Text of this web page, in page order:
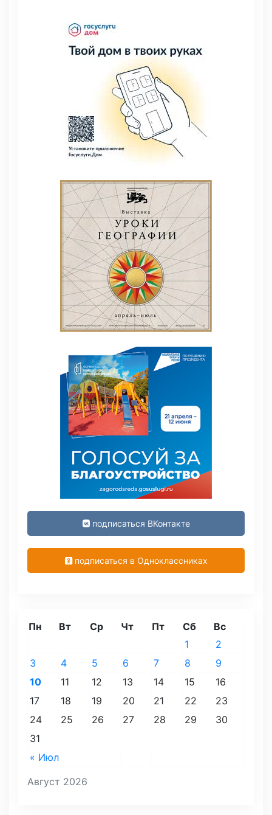
подписаться ВКонтакте
подписаться в Одноклассниках
Август 2026
Пн Вт Ср Чт Пт Сб Вс
« Июл
1
2
3
4 5 6 7 8
9
10
11 12 13 14 15
16
17
18 19 20 21 22
23
24
25 26 27 28 29
30
31